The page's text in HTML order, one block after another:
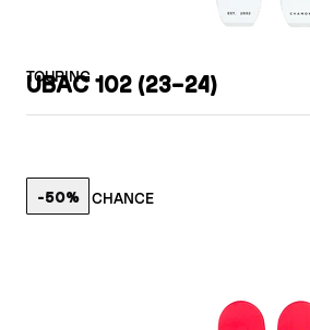
TOURING
UBAC 102 (23–24)
LETZTE CHANCE
-50%